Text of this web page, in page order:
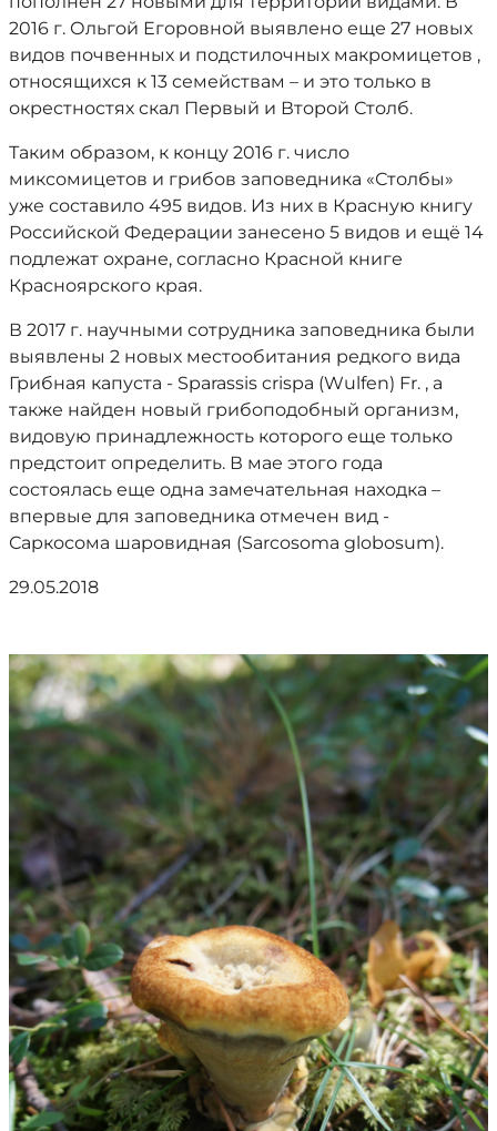
2016 г. Ольгой Егоровной выявлено еще 27 новых
видов почвенных и подстилочных макромицетов ,
относящихся к 13 семействам – и это только в
окрестностях скал Первый и Второй Столб.
Таким образом, к концу 2016 г. число
миксомицетов и грибов заповедника «Столбы»
уже составило 495 видов. Из них в Красную книгу
Российской Федерации занесено 5 видов и ещё 14
подлежат охране, согласно Красной книге
Красноярского края.
В 2017 г. научными сотрудника заповедника были
выявлены 2 новых местообитания редкого вида
Грибная капуста - Sparassis crispa (Wulfen) Fr. , а
также найден новый грибоподобный организм,
видовую принадлежность которого еще только
предстоит определить. В мае этого года
состоялась еще одна замечательная находка –
впервые для заповедника отмечен вид -
Саркосома шаровидная (Sarcosoma globosum).
29.05.2018